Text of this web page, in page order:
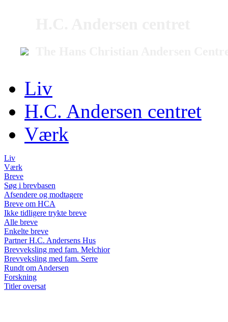
Liv
H.C. Andersen centret
Værk
Liv
Værk
Breve
Søg i brevbasen
Afsendere og modtagere
Breve om HCA
Ikke tidligere trykte breve
Alle breve
Enkelte breve
Partner H.C. Andersens Hus
Brevveksling med fam. Melchior
Brevveksling med fam. Serre
Rundt om Andersen
Forskning
Titler oversat